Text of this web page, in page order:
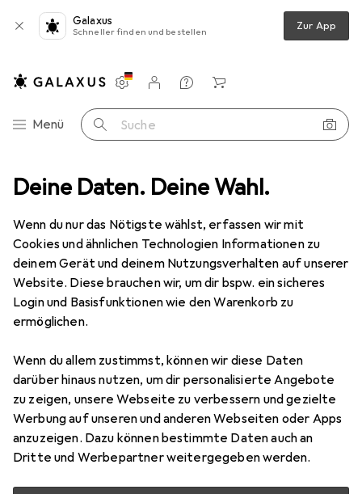
Deine Daten. Deine Wahl.
Wenn du nur das Nötigste wählst, erfassen wir mit
Cookies und ähnlichen Technologien Informationen zu
deinem Gerät und deinem Nutzungsverhalten auf unserer
Website. Diese brauchen wir, um dir bspw. ein sicheres
Login und Basisfunktionen wie den Warenkorb zu
ermöglichen.
Wenn du allem zustimmst, können wir diese Daten
darüber hinaus nutzen, um dir personalisierte Angebote
zu zeigen, unsere Webseite zu verbessern und gezielte
Werbung auf unseren und anderen Webseiten oder Apps
anzuzeigen. Dazu können bestimmte Daten auch an
Dritte und Werbepartner weitergegeben werden.
Galaxus
Schneller finden und bestellen Zur App
Navigation nach Kategorien
Menü Suche
Einstellungen
Kundenkonto
Vergleichslisten
Merklisten
Warenkorb
Spiele + Puzzles Puzzle Multigra Autos-Puzzle
EUR
6,79 bei 3 Stück
MultigraAutos-Puzzle
Zubehör für Multigra Autos-
Puzzle
Hier findest du passendes Zubehör zum Produkt Multigra
Autos-Puzzle.
Relevanz